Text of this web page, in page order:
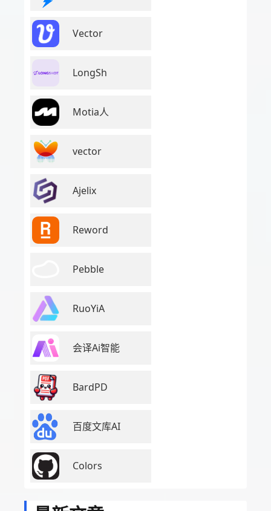
Vector
LongSh
Motia人
vector
Ajelix
Reword
Pebble
RuoYiA
会译Ai智能
BardPD
百度文库AI
Colors